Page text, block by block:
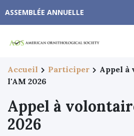
ASSEMBLÉE ANNUELLE
Accueil Participer
Appel à
l'AM 2026
Appel à
2026